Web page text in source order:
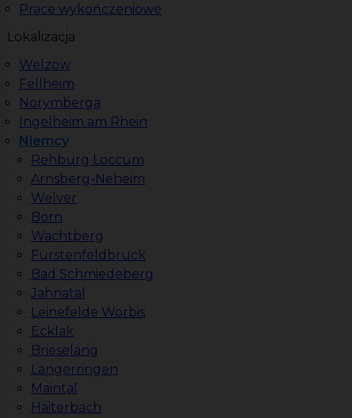
Prace wykończeniowe
Lokalizacja
Welzow
Fellheim
Norymberga
Ingelheim am Rhein
Niemcy
Rehburg Loccum
Arnsberg-Neheim
Welver
Born
Wachtberg
Fürstenfeldbruck
Bad Schmiedeberg
Jahnatal
Leinefelde Worbis
Ecklak
Brieselang
Langerringen
Maintal
Haiterbach